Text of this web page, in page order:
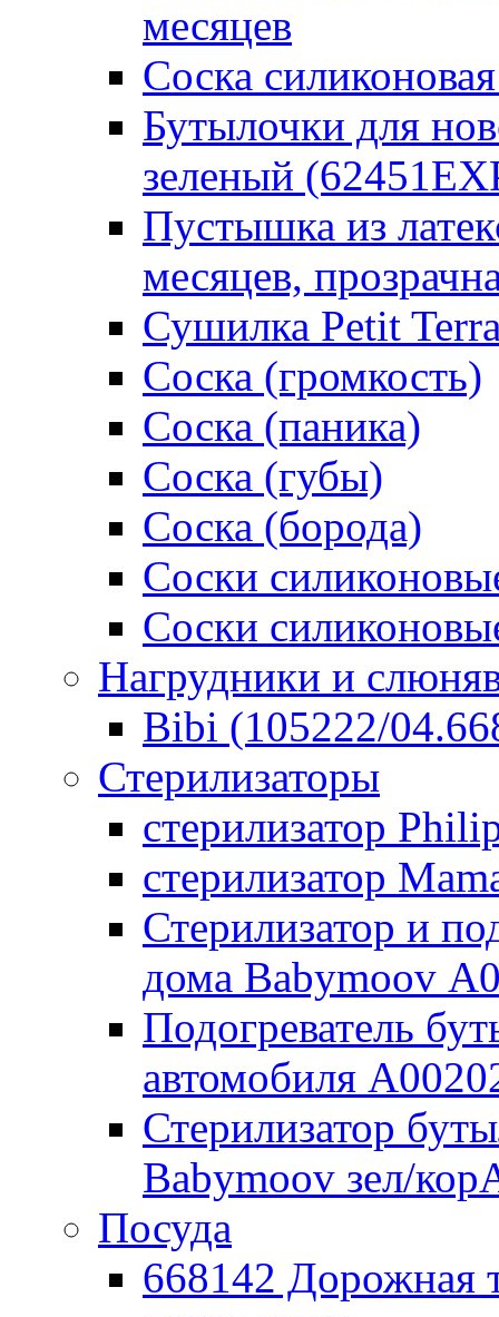
месяцев
Соска
Бутылочки для
зеленый
Пустышка из
месяцев,
Сушилка Petit
Соска (громкость)
Соска (паника)
Соска (губы)
Соска (борода)
Соски
Соски
Нагрудники и
Bibi (105222/
Стерилизаторы
стерилизатор
стерилизатор
Стерилизатор и
дома Babymoov
Подогреватель
автомобиля
Стерилизатор
Babymoov зел/
Посуда
668142 Дорожная